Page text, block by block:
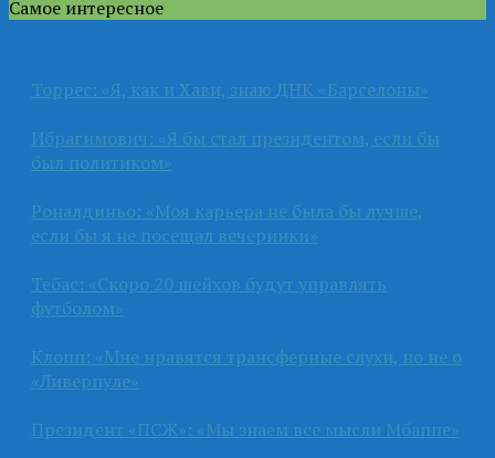
Самое интересное
Торрес: «Я, как и Хави, знаю ДНК «Барселоны»
Ибрагимович: «Я бы стал президентом, если бы
был политиком»
Роналдиньо: «Моя карьера не была бы лучше,
если бы я не посещал вечеринки»
Тебас: «Скоро 20 шейхов будут управлять
футболом»
Клопп: «Мне нравятся трансферные слухи, но не о
«Ливерпуле»
Президент «ПСЖ»: «Мы знаем все мысли Мбаппе»